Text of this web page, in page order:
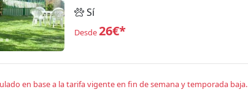
Sí
Desde26€*
en base a la tarifa vigente en fin de semana y temporada baja.